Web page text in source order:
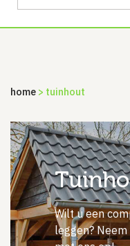
home > tuinhout
Wilt u een
leggen?